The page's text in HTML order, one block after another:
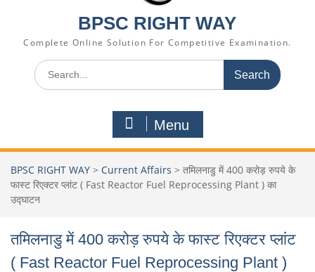
BPSC RIGHT WAY
Complete Online Solution For Competitive Examination.
Menu
BPSC RIGHT WAY > Current Affairs > तमिलनाडु में 400 करोड़ रुपये के
फास्ट रिएक्टर प्लांट ( Fast Reactor Fuel Reprocessing Plant ) का
उद्घाटन
तमिलनाडु में 400 करोड़ रुपये के फास्ट रिएक्टर प्लांट
( Fast Reactor Fuel Reprocessing Plant )